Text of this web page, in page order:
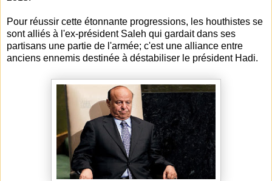
Pour réussir cette étonnante progressions, les houthistes se
sont alliés à l'ex-président Saleh qui gardait dans ses
partisans une partie de l'armée; c'est une alliance entre
anciens ennemis destinée à déstabiliser le président Hadi.